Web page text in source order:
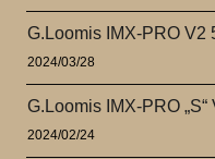
G.Loomis IMX-PRO V2
2024/03/28
G.Loomis IMX-PRO „S“
2024/02/24